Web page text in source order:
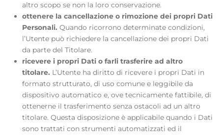
altro scopo se non la loro conservazione.
ottenere la cancellazione o rimozione dei propri Dati
Personali. Quando ricorrono determinate condizioni,
l’Utente può richiedere la cancellazione dei propri Dati
da parte del Titolare.
ricevere i propri Dati o farli trasferire ad altro
titolare. L’Utente ha diritto di ricevere i propri Dati in
formato strutturato, di uso comune e leggibile da
dispositivo automatico e, ove tecnicamente fattibile, di
ottenerne il trasferimento senza ostacoli ad un altro
titolare. Questa disposizione è applicabile quando i Dati
sono trattati con strumenti automatizzati ed il